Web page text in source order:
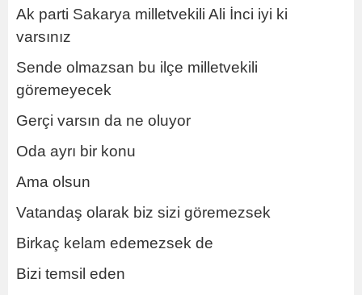
Ak parti Sakarya milletvekili Ali İnci iyi ki
varsınız
Sende olmazsan bu ilçe milletvekili
göremeyecek
Gerçi varsın da ne oluyor
Oda ayrı bir konu
Ama olsun
Vatandaş olarak biz sizi göremezsek
Birkaç kelam edemezsek de
Bizi temsil eden